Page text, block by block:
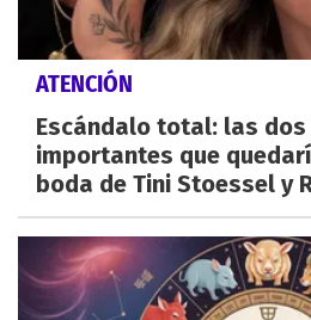
ATENCIÓN
Escándalo total: las
importantes que
boda de Tini Stoessel y